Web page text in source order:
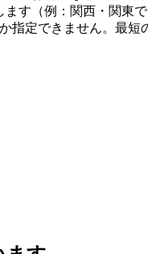
す（例：関西・関東
指定できません。最短